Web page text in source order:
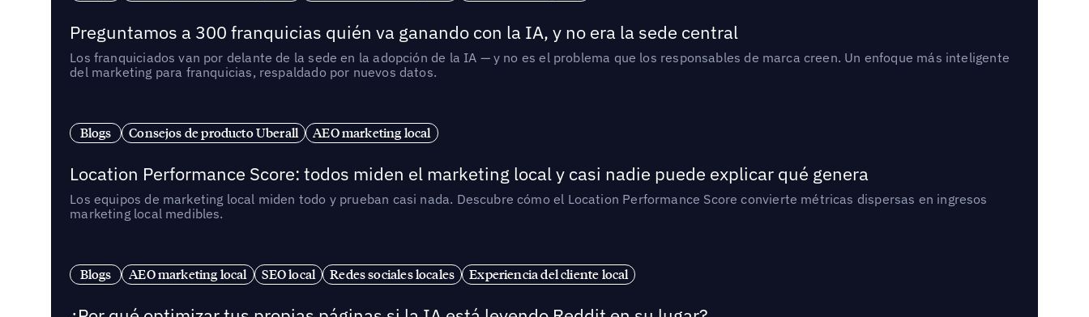
Preguntamos a 300 franquicias quién va ganando con la IA, y no era la sede central
Los franquiciados van por delante de la sede en la adopción de la IA — y no es el problema que los responsables de marca creen. Un enfoque más inteligente
del marketing para franquicias, respaldado por nuevos datos.
Blogs Consejos de producto Uberall AEO marketing local
Location Performance Score: todos miden el marketing local y casi nadie puede explicar qué genera
Los equipos de marketing local miden todo y prueban casi nada. Descubre cómo el Location Performance Score convierte métricas dispersas en ingresos
marketing local medibles.
Blogs AEO marketing local SEO local Redes sociales locales Experiencia del cliente local